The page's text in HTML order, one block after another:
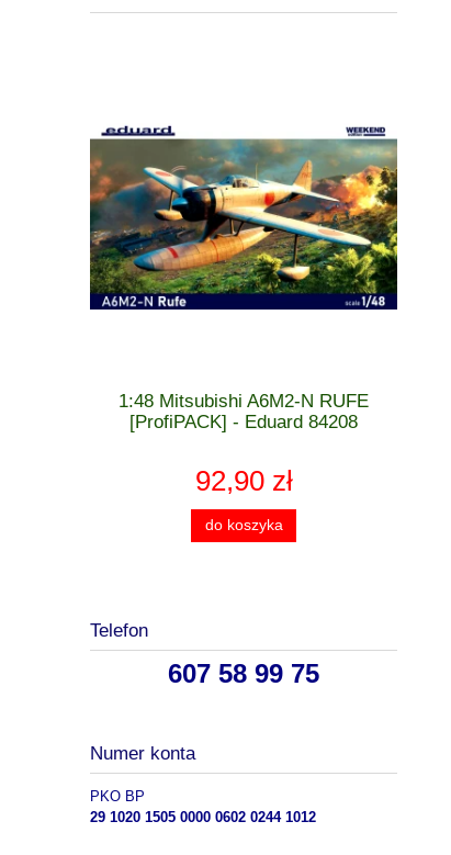
1:48 Mitsubishi A6M2-N RUFE
[ProfiPACK] - Eduard 84208
92,90 zł
do koszyka
Telefon
607 58 99 75
Numer konta
PKO BP
29 1020 1505 0000 0602 0244 1012